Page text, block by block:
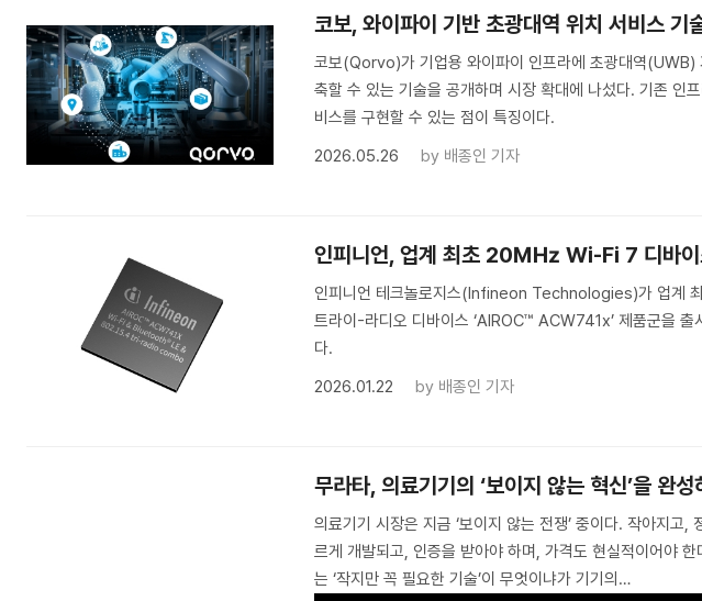
코보, 와이파이 기반 초광대역 위치 서비스 기
코보(Qorvo)가 기업용 와이파이 인프라에 초광대역
축할 수 있는 기술을 공개하며 시장 확대에 나섰다. 기존 인
비스를 구현할 수 있는 점이 특징이다.
2026.05.26
by 배종인 기자
인피니언, 업계 최초 20㎒ Wi-Fi 7 디바이
인피니언 테크놀로지스(Infineon Technologies)가 업계
트라이-라디오 디바이스 ‘AIROC™ ACW741x’ 제품군을
다.
2026.01.22
by 배종인 기자
무라타, 의료기기의 ‘보이지 않는 혁신’을 완성
의료기기 시장은 지금 ‘보이지 않는 전쟁’ 중이다. 작아지고
르게 개발되고, 인증을 받아야 하며, 가격도 현실적이어야
는 ‘작지만 꼭 필요한 기술’이 무엇이냐가 기기의…